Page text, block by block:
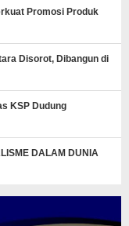
Promosi Produk
Disorot, Dibangun di
KSP Dudung
DALAM DUNIA